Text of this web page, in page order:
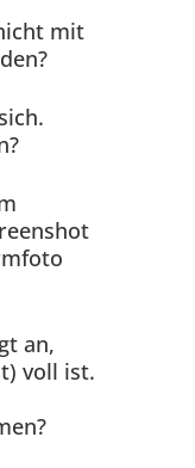
mit
an,
voll ist.